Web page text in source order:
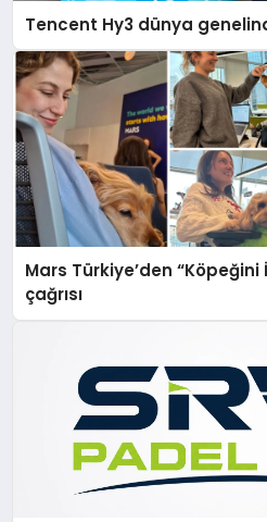
Tencent Hy3 dünya
Mars Türkiye’den “Köpeğini
çağrısı